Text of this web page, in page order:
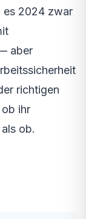
es 2024 zwar
aber
richtigen
ihr
ob.